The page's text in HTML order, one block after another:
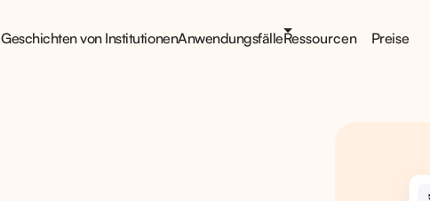
Geschichten von InstitutionenAnwendungsfälleRessourcen Preise